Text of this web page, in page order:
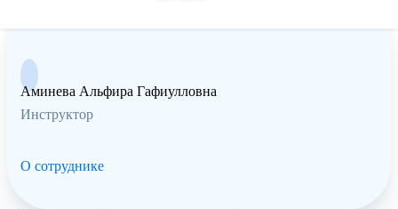
Аминева Альфира Гафиулловна
Инструктор
О сотруднике